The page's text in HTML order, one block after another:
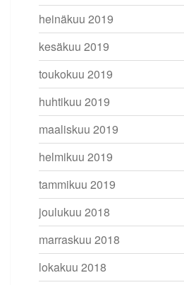
heinäkuu 2019
kesäkuu 2019
toukokuu 2019
huhtikuu 2019
maaliskuu 2019
helmikuu 2019
tammikuu 2019
joulukuu 2018
marraskuu 2018
lokakuu 2018